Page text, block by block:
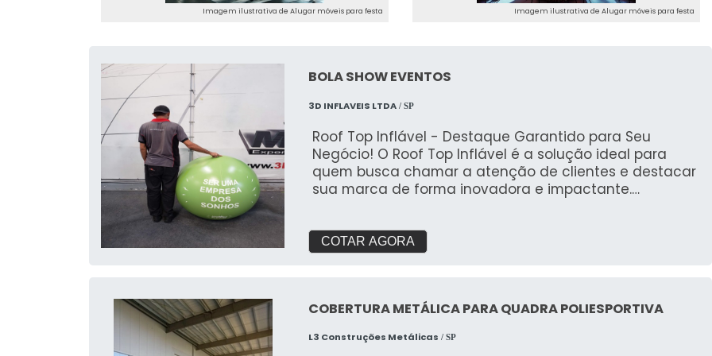
Imagem ilustrativa de Alugar móveis para festa Imagem ilustrativa de Alugar móveis para festa
BOLA SHOW EVENTOS
3D INFLAVEIS LTDA / SP
Roof Top Inflável - Destaque Garantido para Seu
Negócio! O Roof Top Inflável é a solução ideal para
quem busca chamar a atenção de clientes e destacar
sua marca de forma inovadora e impactante.
inaugurações e eventos em geral. ✔ Alta Visibilidade:
Colocado no topo de prédios, lojas ou
longe, garantindo visibilidade para sua marca. ✔
Personalização Completa: Desenvolvemos o inflável
sob medida para refletir a identidade visual da sua
COTAR AGORA
COBERTURA METÁLICA PARA QUADRA POLIESPORTIVA
L3 Construções Metálicas / SP